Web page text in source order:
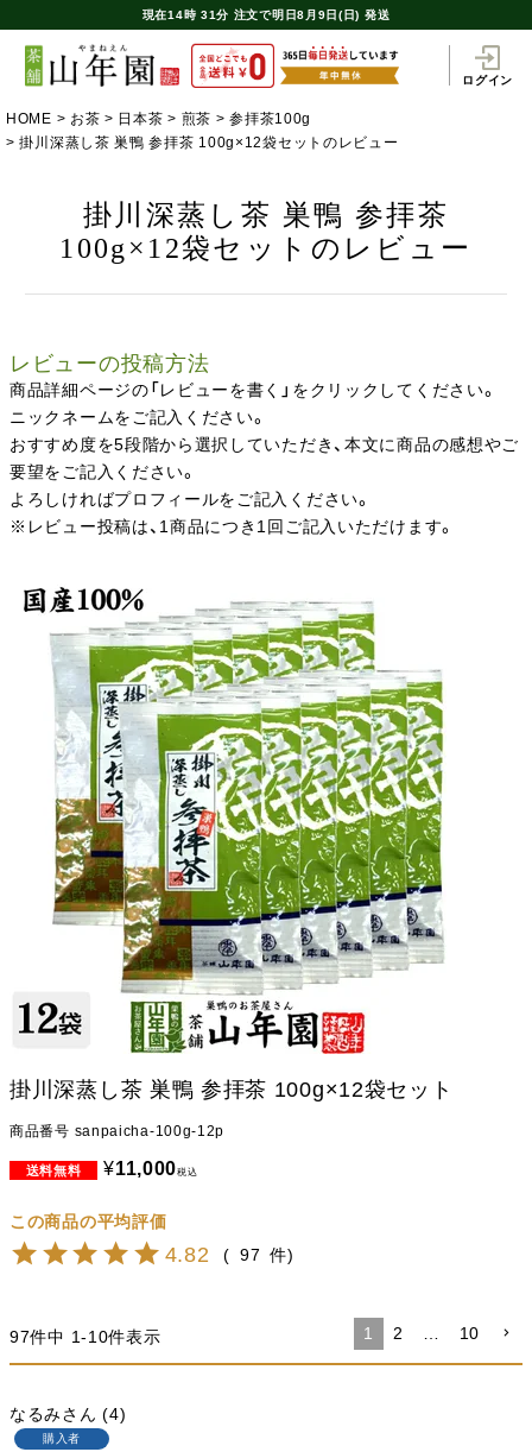
現在14時 31分 注文で明日8月9日(日) 発送
ログイン
HOME お茶 日本茶 煎茶
参拝茶100g
掛川深蒸し茶 巣鴨 参拝茶 100g×12袋セットのレビュー
掛川深蒸し茶 巣鴨 参拝茶
100g×12袋セットのレビュー
レビューの投稿方法
商品詳細ページの「レビューを書く」をクリックしてください。
ニックネームをご記入ください。
おすすめ度を5段階から選択していただき、本文に商品の感想やご
要望をご記入ください。
よろしければプロフィールをご記入ください。
※レビュー投稿は、1商品につき1回ご記入いただけます。
掛川深蒸し茶 巣鴨 参拝茶 100g×12袋セット
商品番号 sanpaicha-100g-12p
¥11,000税込
4.82 97
97件中 1-10件表示 1 2 … 10
なるみ 4
購入者